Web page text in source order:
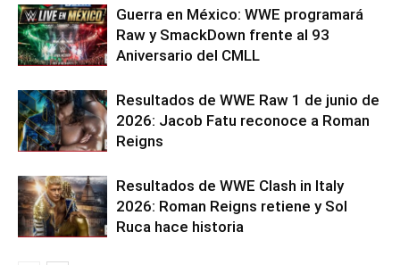
Guerra en México: WWE programará
Raw y SmackDown frente al 93
Aniversario del CMLL
Resultados de WWE Raw 1 de junio de
2026: Jacob Fatu reconoce a Roman
Reigns
Resultados de WWE Clash in Italy
2026: Roman Reigns retiene y Sol
Ruca hace historia